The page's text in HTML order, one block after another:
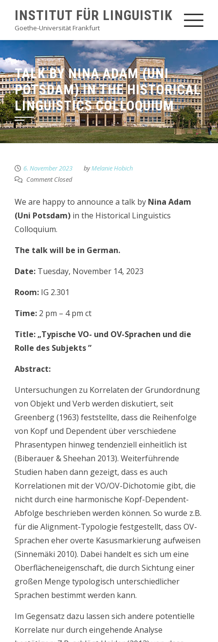
content
INSTITUT FÜR LINGUISTIK
Goethe-Universität Frankfurt
TALK BY NINA ADAM (UNI
POTSDAM) IN THE HISTORICAL
LINGUISTICS COLLOQUIUM
6. November 2023 byMelanie Hobich
Comment Closed
We are happy to announce a talk by Nina Adam
(Uni Potsdam) in the Historical Linguistics
Colloquium.
The talk will be in German.
Date: Tuesday, November 14, 2023
Room: IG 2.301
Time: 2 pm – 4 pm ct
Title: „Typische VO- und OV-Sprachen und die
Rolle des Subjekts ”
Abstract:
Untersuchungen zu Korrelaten der Grundordnung
von Objekt und Verb werden diskutiert, seit
Greenberg (1963) feststellte, dass die Reihenfolge
von Kopf und Dependent über verschiedene
Phrasentypen hinweg tendenziell einheitlich ist
(Biberauer & Sheehan 2013). Weiterführende
Studien haben dann gezeigt, dass es auch
Korrelationen mit der VO/OV-Dichotomie gibt, die
nicht durch eine harmonische Kopf-Dependent-
Abfolge beschrieben werden können. So wurde z.B.
für die Alignment-Typologie festgestellt, dass OV-
Sprachen eher overte Kasusmarkierung aufweisen
(Sinnemäki 2010). Dabei handelt es sich um eine
Oberflächeneigenschaft, die durch Sichtung einer
großen Menge typologisch unterschiedlicher
Sprachen bestimmt werden kann.
Im Gegensatz dazu lassen sich andere potentielle
Korrelate nur durch eingehende Analyse